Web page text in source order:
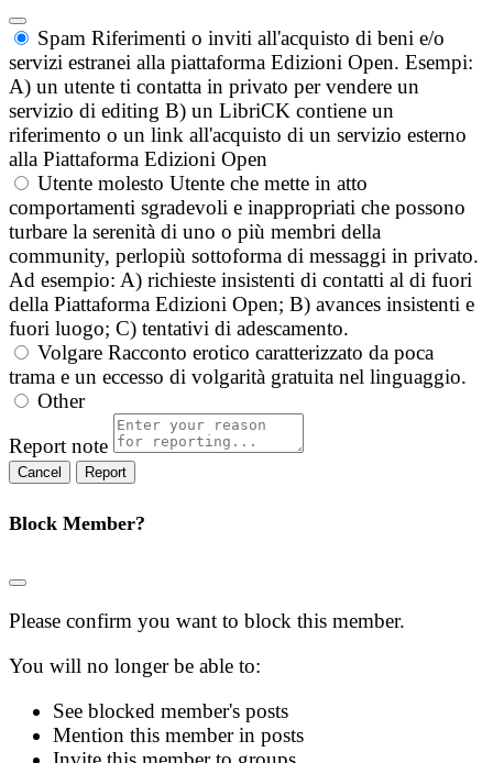
Spam Riferimenti o inviti all'acquisto di beni e/o
servizi estranei alla piattaforma Edizioni Open. Esempi:
A) un utente ti contatta in privato per vendere un
servizio di editing B) un LibriCK contiene un
riferimento o un link all'acquisto di un servizio esterno
alla Piattaforma Edizioni Open
Utente molesto Utente che mette in atto
comportamenti sgradevoli e inappropriati che possono
turbare la serenità di uno o più membri della
community, perlopiù sottoforma di messaggi in privato.
Ad esempio: A) richieste insistenti di contatti al di fuori
della Piattaforma Edizioni Open; B) avances insistenti e
fuori luogo; C) tentativi di adescamento.
Volgare Racconto erotico caratterizzato da poca
trama e un eccesso di volgarità gratuita nel linguaggio.
Other
Report note
Report
Block Member?
Please confirm you want to block this member.
You will no longer be able to:
See blocked member's posts
Mention this member in posts